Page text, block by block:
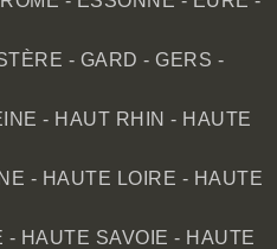
- GARD - GERS -
- HAUT RHIN - HAUTE
- HAUTE LOIRE - HAUTE
- HAUTE SAVOIE - HAUTE